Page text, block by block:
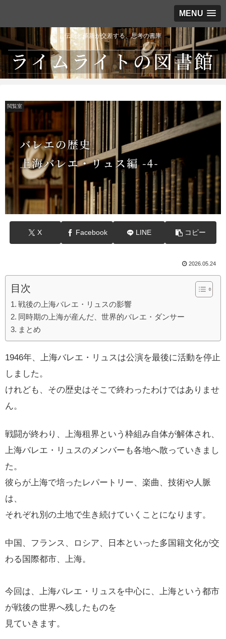
MENU
伝統と革新が交差する、思考の書庫
閲覧室
X Facebook LINE コピー
2026.05.24
目次
戦後の上海バレエ・リュスの影響
同時期の上海が産んだ、世界的バレエ・ダンサー
まとめ
1946年、上海バレエ・リュスは公演を最後に活動を停止
しました。
けれども、その歴史はそこで終わったわけではありませ
ん。
戦闘が終わり、上海租界という枠組み自体が解体され、
上海バレエ・リュスのメンバーも各地へ散っていきまし
た。
彼らが上海で培ったレパートリー、楽曲、技術や人脈
は、
それぞれ別の土地で生き続けていくことになります。
中国、フランス、ロシア、日本といった多国籍文化が交
わる国際都市、上海。
今回は、上海バレエ・リュスを中心に、上海という都市
が戦後の世界へ残したものを
見ていきます。